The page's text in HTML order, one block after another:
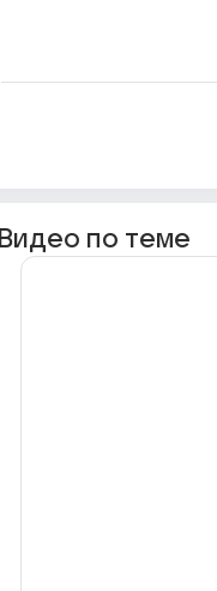
Видео по теме